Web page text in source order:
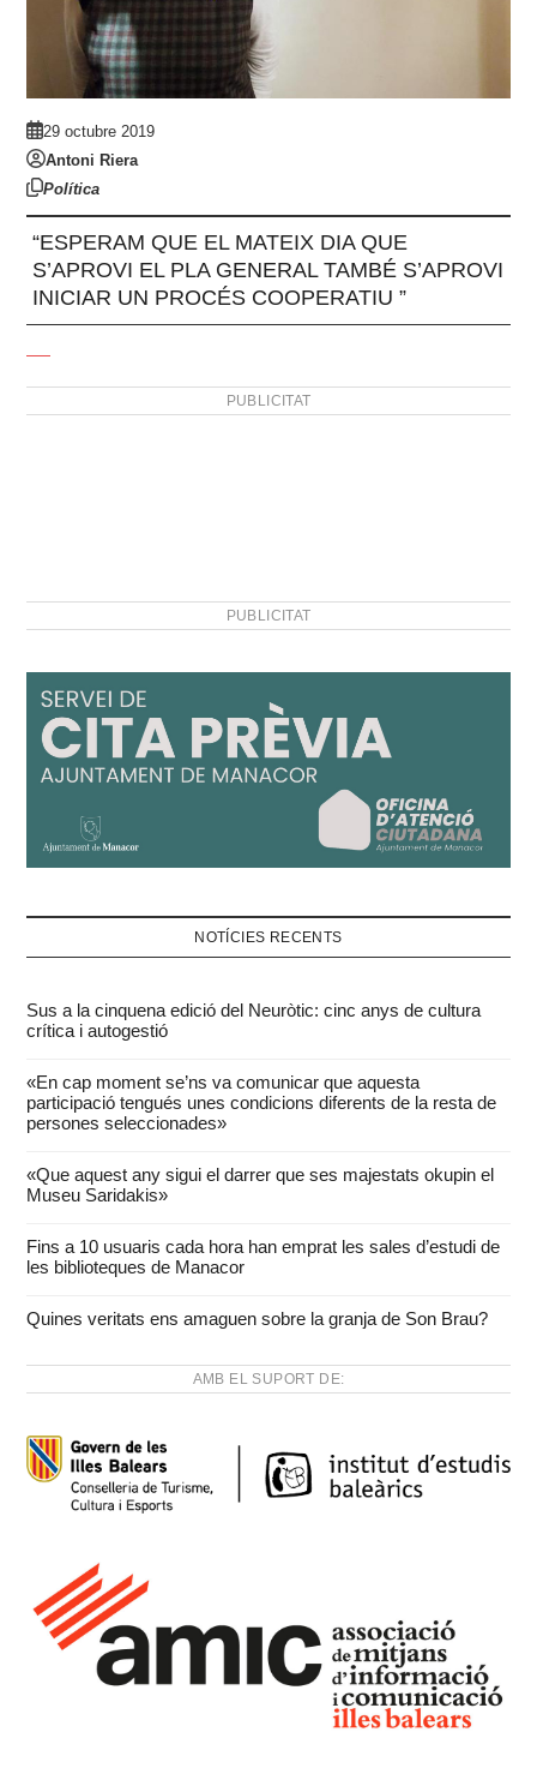
29 octubre 2019
Antoni Riera
Política
“ESPERAM QUE EL MATEIX DIA QUE
S’APROVI EL PLA GENERAL TAMBÉ S’APROVI
INICIAR UN PROCÉS COOPERATIU ”
PUBLICITAT
PUBLICITAT
NOTÍCIES RECENTS
Sus a la cinquena edició del Neuròtic: cinc anys de cultura
crítica i autogestió
«En cap moment se’ns va comunicar que aquesta
participació tengués unes condicions diferents de la resta de
persones seleccionades»
«Que aquest any sigui el darrer que ses majestats okupin el
Museu Saridakis»
Fins a 10 usuaris cada hora han emprat les sales d’estudi de
les biblioteques de Manacor
Quines veritats ens amaguen sobre la granja de Son Brau?
AMB EL SUPORT DE: